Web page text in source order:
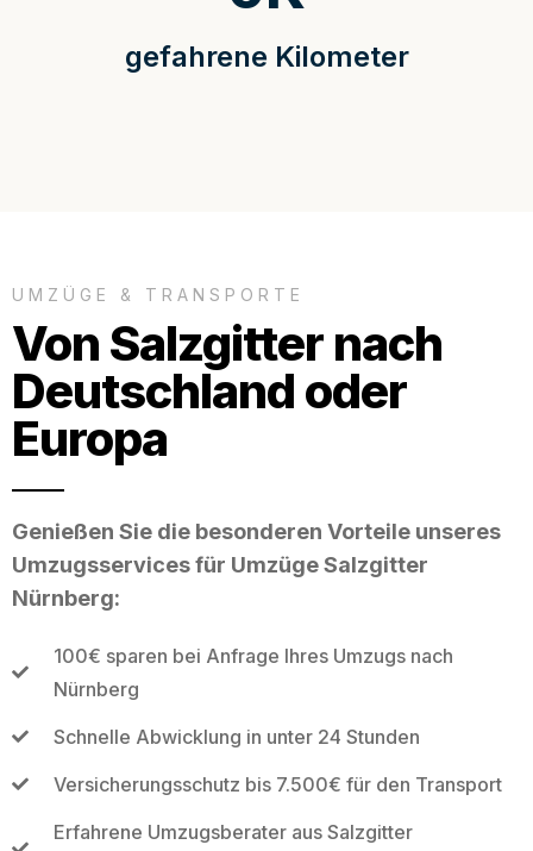
gefahrene Kilometer
UMZÜGE & TRANSPORTE
Von Salzgitter nach
Deutschland oder
Europa
Genießen Sie die besonderen Vorteile unseres
Umzugsservices für Umzüge Salzgitter
Nürnberg:
100€ sparen bei Anfrage Ihres Umzugs nach
Nürnberg
Schnelle Abwicklung in unter 24 Stunden
Versicherungsschutz bis 7.500€ für den Transport
Erfahrene Umzugsberater aus Salzgitter